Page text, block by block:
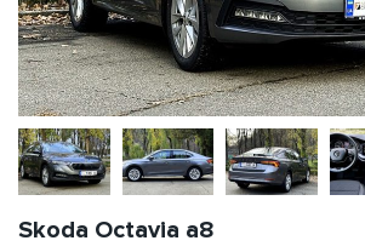
Skoda Octavia a8